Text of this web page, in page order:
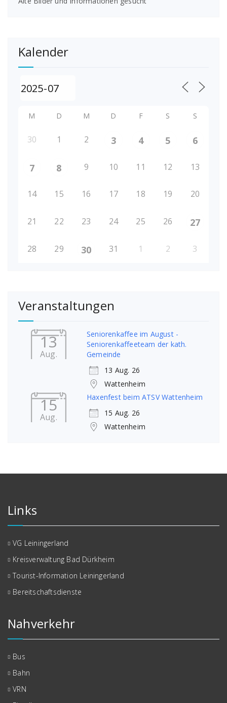
Kalender
M D M D F S S
30 1 2 3 4 5 6
7 8 9 10 11 12 13
14 15 16 17 18 19 20
21 22 23 24 25 26 27
28 29 30 31 1 2 3
Veranstaltungen
13
Aug.
Seniorenkaffee im August -
Seniorenkaffeeteam der kath.
Gemeinde
13 Aug. 26
Wattenheim
15
Aug.
Haxenfest beim ATSV Wattenheim
15 Aug. 26
Wattenheim
Links
VG Leiningerland
Kreisverwaltung Bad Dürkheim
Tourist-Information Leiningerland
Bereitschaftsdienste
Nahverkehr
Bus
Bahn
VRN